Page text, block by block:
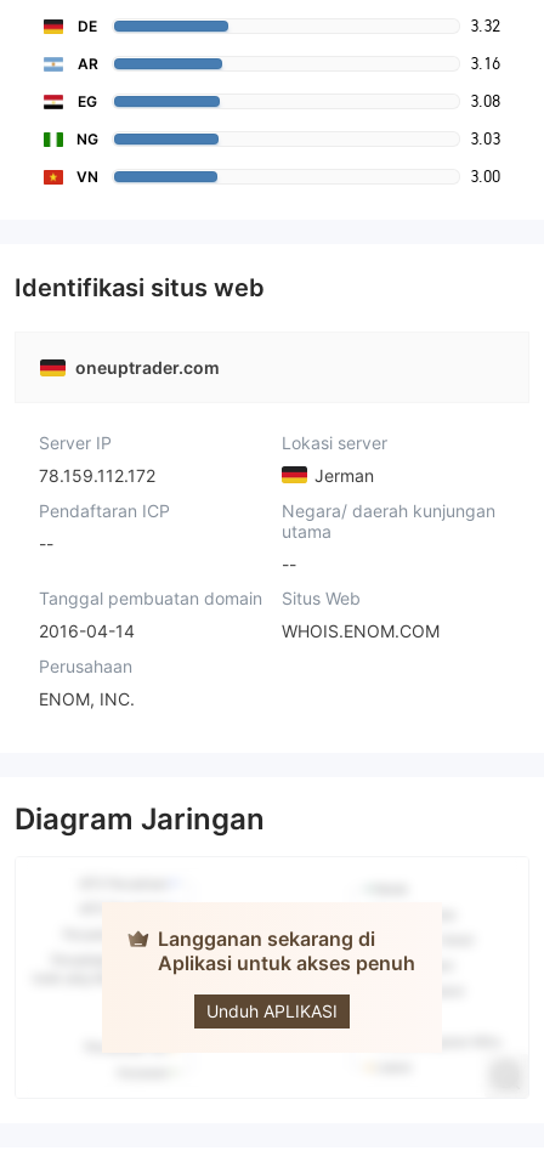
DE 3.32
AR 3.16
EG 3.08
NG 3.03
VN 3.00
Identifikasi situs web
oneuptrader.com
Server IP
78.159.112.172
Lokasi server
Jerman
Pendaftaran ICP
--
Negara/ daerah kunjungan
utama
--
Tanggal pembuatan domain
2016-04-14
Situs Web
WHOIS.ENOM.COM
Perusahaan
ENOM, INC.
Diagram Jaringan
Langganan sekarang di
Aplikasi untuk akses penuh
Unduh APLIKASI
OneUp